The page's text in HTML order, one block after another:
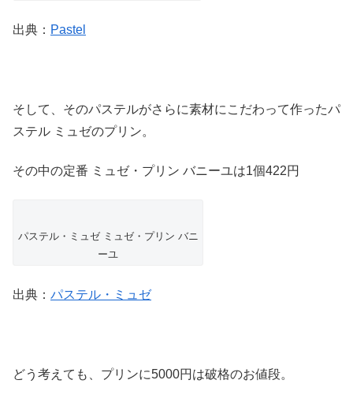
出典： Pastel
そして、そのパステルがさらに素材にこだわって作ったパ
ステル ミュゼのプリン。
その中の定番 ミュゼ・プリン バニーユは1個422円
パステル・ミュゼ ミュゼ・プリン バニ
ーユ
出典： パステル・ミュゼ
どう考えても、プリンに5000円は破格のお値段。